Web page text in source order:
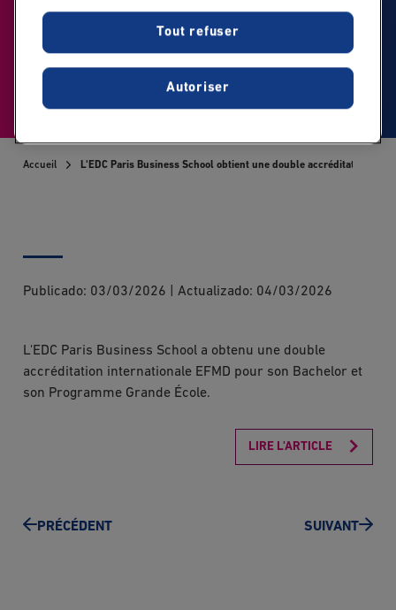
pour deux de ses
programmes
Accueil L'EDC Paris Business School obtient une double accréditation
Publicado: 03/03/2026 Actualizado: 04/03/2026
L'EDC Paris Business School a obtenu une double
accréditation internationale EFMD pour son Bachelor et
son Programme Grande École.
LIRE L'ARTICLE
PRÉCÉDENT SUIVANT
Tout refuser
Autoriser